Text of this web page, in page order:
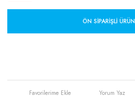
ÖN SIPARIŞLI ÜRÜN
Yorum Yaz